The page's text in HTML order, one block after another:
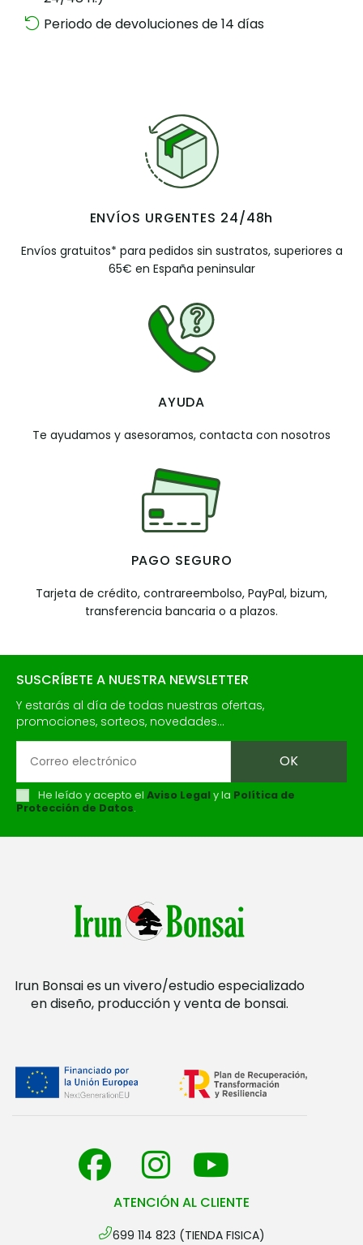
Periodo de devoluciones de 14 días
ENVÍOS URGENTES 24/48h
Envíos gratuitos* para pedidos sin sustratos, superiores a
65€ en España peninsular
AYUDA
Te ayudamos y asesoramos, contacta con nosotros
PAGO SEGURO
Tarjeta de crédito, contrareembolso, PayPal, bizum,
transferencia bancaria o a plazos.
SUSCRÍBETE A NUESTRA NEWSLETTER
Y estarás al día de todas nuestras ofertas,
promociones, sorteos, novedades...
He leído y acepto el Aviso Legaly la Política de
Protección de Datos.
Irun Bonsai es un vivero/estudio especializado
en diseño, producción y venta de bonsai.
ATENCIÓN AL CLIENTE
699 114 823 (TIENDA FISICA)